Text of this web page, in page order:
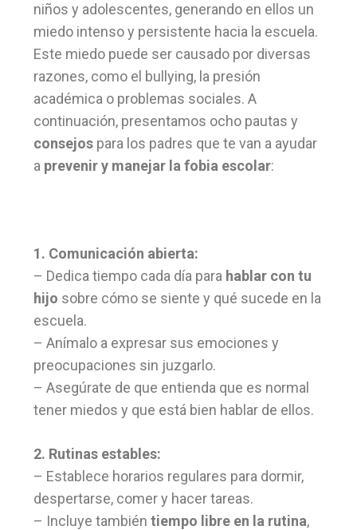
niños y adolescentes, generando en ellos un
miedo intenso y persistente hacia la escuela.
Este miedo puede ser causado por diversas
razones, como el bullying, la presión
académica o problemas sociales. A
continuación, presentamos ocho pautas y
consejos para los padres que te van a ayudar
a prevenir y manejar la fobia escolar:
1. Comunicación abierta:
– Dedica tiempo cada día para hablar con tu
hijo sobre cómo se siente y qué sucede en la
escuela.
– Anímalo a expresar sus emociones y
preocupaciones sin juzgarlo.
– Asegúrate de que entienda que es normal
tener miedos y que está bien hablar de ellos.
2. Rutinas estables:
– Establece horarios regulares para dormir,
despertarse, comer y hacer tareas.
– Incluye también tiempo libre en la rutina,